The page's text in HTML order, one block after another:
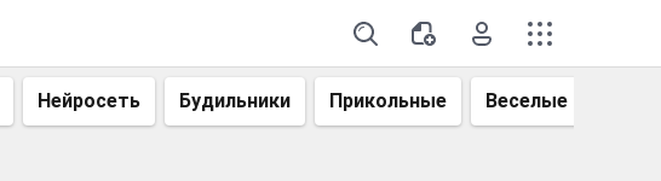
Нейросеть Будильники Прикольные Веселые